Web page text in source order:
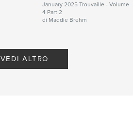
January 2025 Trouvaille - Volume
4 Part 2
di Maddie Brehm
VEDI ALTRO